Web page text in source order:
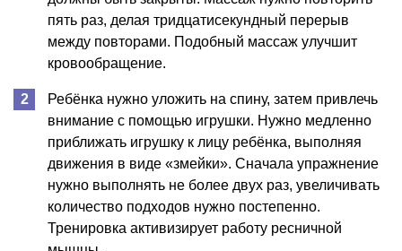
пять раз, делая тридцатисекундный перерыв
между повторами. Подобный массаж улучшит
кровообращение.
Ребёнка нужно уложить на спину, затем привлечь
внимание с помощью игрушки. Нужно медленно
приближать игрушку к лицу ребёнка, выполняя
движения в виде «змейки». Сначала упражнение
нужно выполнять не более двух раз, увеличивать
количество подходов нужно постепенно.
Тренировка активизирует работу ресничной